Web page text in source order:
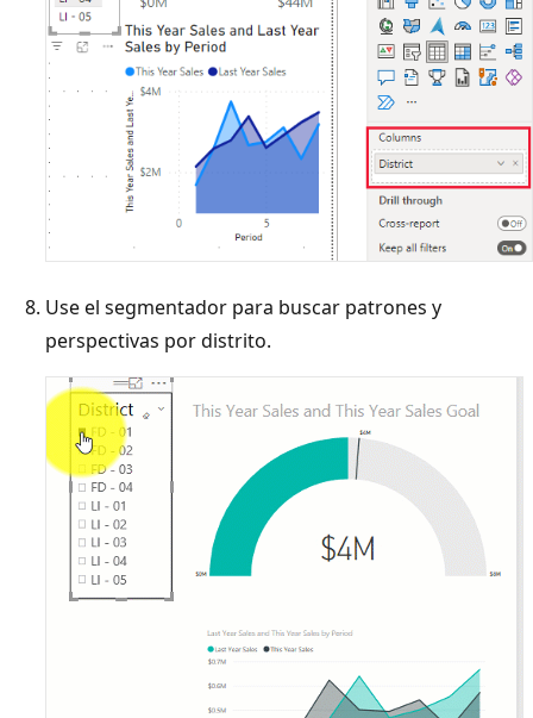
Use el segmentador para buscar patrones y
perspectivas por distrito.